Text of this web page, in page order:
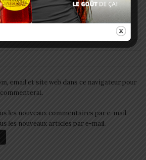
email et site web dans ce navigateur pour
les nouveaux commentaires par e-mail.
les nouveaux articles par e-mail.